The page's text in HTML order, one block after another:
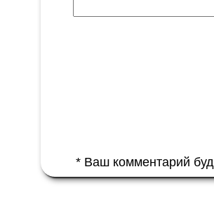
* Ваш комментарий